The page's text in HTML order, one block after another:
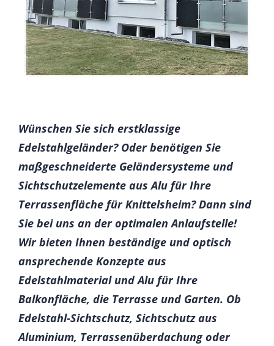
Wünschen Sie sich erstklassige
Edelstahlgeländer? Oder benötigen Sie
maßgeschneiderte Geländersysteme und
Sichtschutzelemente aus Alu für Ihre
Terrassenfläche für Knittelsheim? Dann sind
Sie bei uns an der optimalen Anlaufstelle!
Wir bieten Ihnen beständige und optisch
ansprechende Konzepte aus
Edelstahlmaterial und Alu für Ihre
Balkonfläche, die Terrasse und Garten. Ob
Edelstahl-Sichtschutz, Sichtschutz aus
Aluminium, Terrassenüberdachung oder